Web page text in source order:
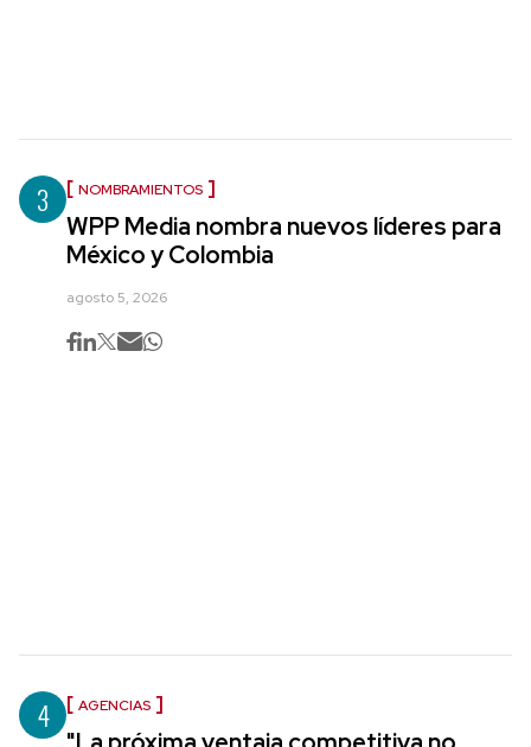
3 NOMBRAMIENTOS
WPP Media nombra nuevos líderes para
México y Colombia
agosto 5, 2026
4 AGENCIAS